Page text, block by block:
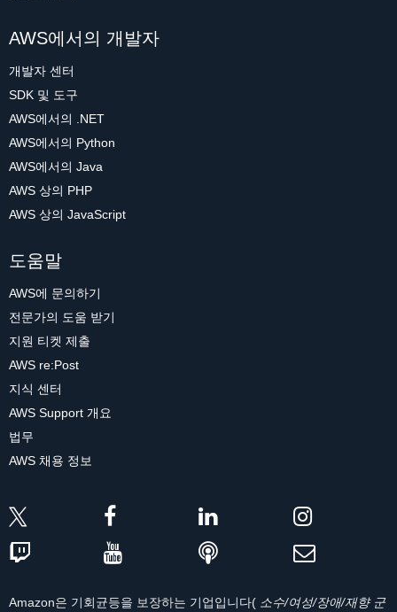
AWS에서의 개발자
개발자 센터
SDK 및 도구
AWS에서의 .NET
AWS에서의 Python
AWS에서의 Java
AWS 상의 PHP
AWS 상의 JavaScript
도움말
AWS에 문의하기
전문가의 도움 받기
지원 티켓 제출
AWS re:Post
지식 센터
AWS Support 개요
법무
AWS 채용 정보
Amazon은 기회균등을 보장하는 기업입니다( 소수/여성/장애/재향 군